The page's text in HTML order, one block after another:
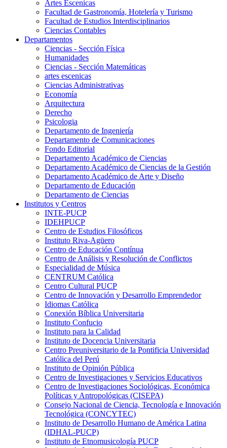
Artes Escenicas
Facultad de Gastronomía, Hotelería y Turismo
Facultad de Estudios Interdisciplinarios
Ciencias Contables
Departamentos
Ciencias - Sección Física
Humanidades
Ciencias - Sección Matemáticas
artes escenicas
Ciencias Administrativas
Economía
Arquitectura
Derecho
Psicologia
Departamento de Ingeniería
Departamento de Comunicaciones
Fondo Editorial
Departamento Académico de Ciencias
Departamento Académico de Ciencias de la Gestión
Departamento Académico de Arte y Diseño
Departamento de Educación
Departamento de Ciencias
Institutos y Centros
INTE-PUCP
IDEHPUCP
Centro de Estudios Filosóficos
Instituto Riva-Agüero
Centro de Educación Contínua
Centro de Análisis y Resolución de Conflictos
Especialidad de Música
CENTRUM Católica
Centro Cultural PUCP
Centro de Innovación y Desarrollo Emprendedor
Idiomas Católica
Conexión Bíblica Universitaria
Instituto Confucio
Instituto para la Calidad
Instituto de Docencia Universitaria
Centro Preuniversitario de la Pontificia Universidad
Católica del Perú
Instituto de Opinión Pública
Centro de Investigaciones y Servicios Educativos
Centro de Investigaciones Sociológicas, Económica
Políticas y Antropológicas (CISEPA)
Consejo Nacional de Ciencia, Tecnología e Innovación
Tecnológica (CONCYTEC)
Instituto de Desarrollo Humano de América Latina
(IDHAL-PUCP)
Instituto de Etnomusicología PUCP